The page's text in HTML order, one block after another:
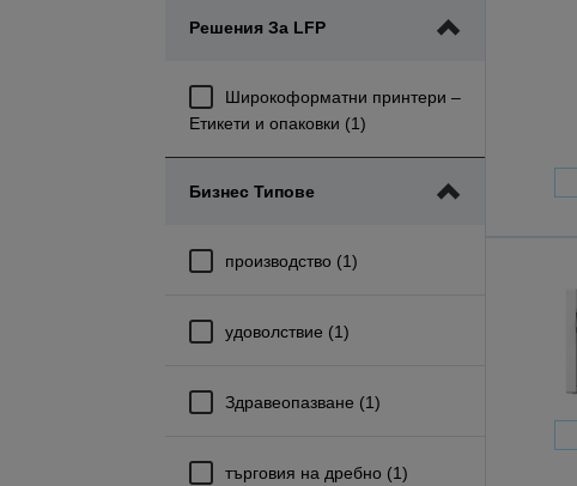
Решения За LFP
Широкоформатни принтери –
Етикети и опаковки (1)
Бизнес Типове
производство (1)
удоволствие (1)
Здравеопазване (1)
търговия на дребно (1)